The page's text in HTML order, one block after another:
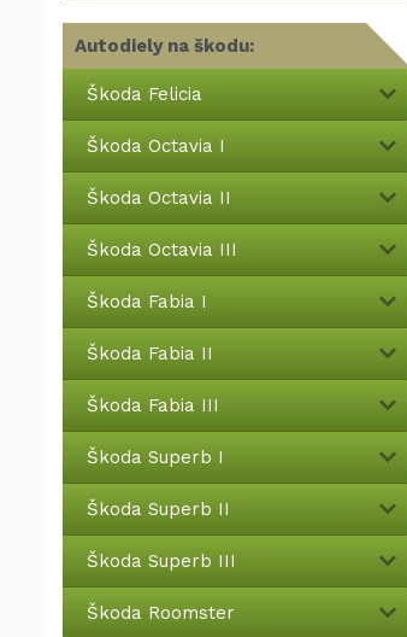
Autodiely na škodu:
Škoda Felicia
Škoda Octavia I
Škoda Octavia II
Škoda Octavia III
Škoda Fabia I
Škoda Fabia II
Škoda Fabia III
Škoda Superb I
Škoda Superb II
Škoda Superb III
Škoda Roomster